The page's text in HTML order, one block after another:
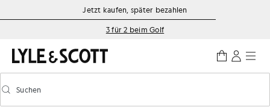
Zum Hauptinhalt springen
Informationen zur Barrierefreiheit
Jetzt kaufen, später bezahlen
3 für 2 beim Golf
Vorausschauende Suche ein-/ausschalten
Suchen